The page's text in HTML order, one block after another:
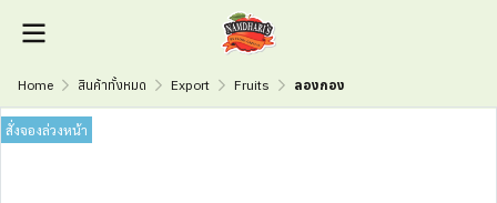
Home สินค้าทั้งหมด Export Fruits ลองกอง
สั่งจองล่วงหน้า